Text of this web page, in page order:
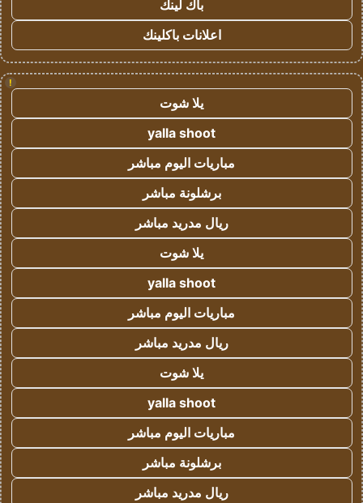
باك لينك
اعلانات باكلينك
!
يلا شوت
yalla shoot
مباريات اليوم مباشر
برشلونة مباشر
ريال مدريد مباشر
يلا شوت
yalla shoot
مباريات اليوم مباشر
ريال مدريد مباشر
يلا شوت
yalla shoot
مباريات اليوم مباشر
برشلونة مباشر
ريال مدريد مباشر